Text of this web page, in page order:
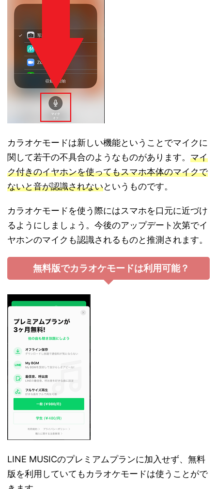
カラオケモードは新しい機能ということでマイクに
関して若干の不具合のようなものがあります。 マイ
ク付きのイヤホンを使ってもスマホ本体のマイクで
ないと音が認識されないというものです。
カラオケモードを使う際にはスマホを口元に近づけ
るようにしましょう。今後のアップデート次第でイ
ヤホンのマイクも認識されるものと推測されます。
無料版でカラオケモードは利用可能？
LINE MUSICのプレミアムプランに加入せず、無料
版を利用していてもカラオケモードは使うことがで